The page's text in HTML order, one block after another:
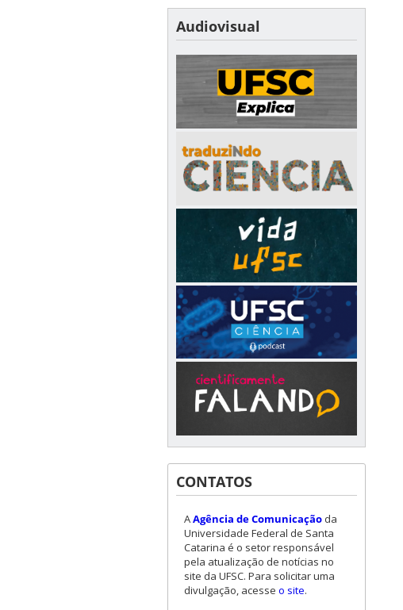
Audiovisual
CONTATOS
AAgência de Comunicação da
Universidade Federal de Santa
Catarina é o setor responsável
pela atualização de notícias no
site da UFSC. Para solicitar uma
divulgação, acesse o site.